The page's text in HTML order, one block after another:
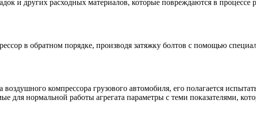
и других расходных материалов, которые повреждаются в
в обратном порядке, производя затяжку болтов с помощью
воздушного компрессора грузового автомобиля, его полагается
для нормальной работы агрегата параметры с теми показателями,